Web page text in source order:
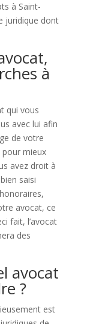
à Saint-
juridique dont
à
qui vous
avec lui afin
de votre
mieux
avez droit à
saisi
avocat, ce
fait, l’avocat
des
avocat
?
est